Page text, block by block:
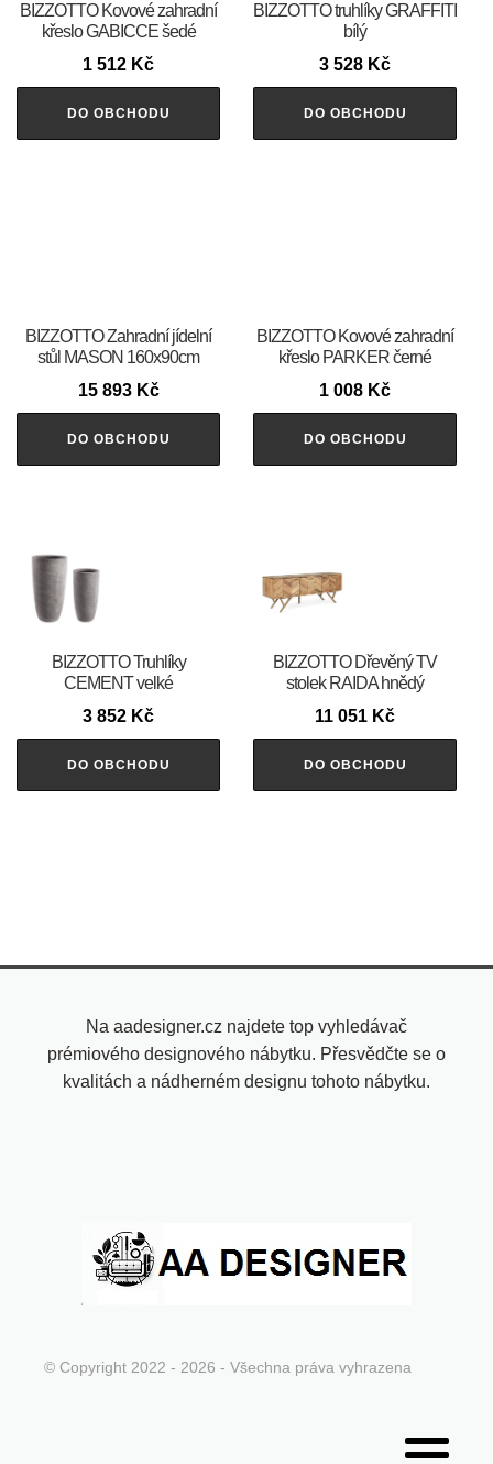
BIZZOTTO Kovové zahradní
křeslo GABICCE šedé
1 512 Kč
DO OBCHODU
BIZZOTTO truhlíky GRAFFITI
bílý
3 528 Kč
DO OBCHODU
BIZZOTTO Zahradní jídelní
stůl MASON 160x90cm
15 893 Kč
DO OBCHODU
BIZZOTTO Kovové zahradní
křeslo PARKER černé
1 008 Kč
DO OBCHODU
BIZZOTTO Truhlíky
CEMENT velké
3 852 Kč
DO OBCHODU
BIZZOTTO Dřevěný TV
stolek RAIDA hnědý
11 051 Kč
DO OBCHODU
Na aadesigner.cz najdete top vyhledávač
prémiového designového nábytku. Přesvědčte se o
kvalitách a nádherném designu tohoto nábytku.
© Copyright 2022 - 2026 - Všechna práva vyhrazena